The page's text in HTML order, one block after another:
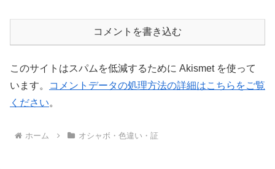
コメントを書き込む
このサイトはスパムを低減するために Akismet を使って
います。
コメントデータの処理方法の詳細はこちらをご覧
ください。
ホーム オシャボ・色違い・証